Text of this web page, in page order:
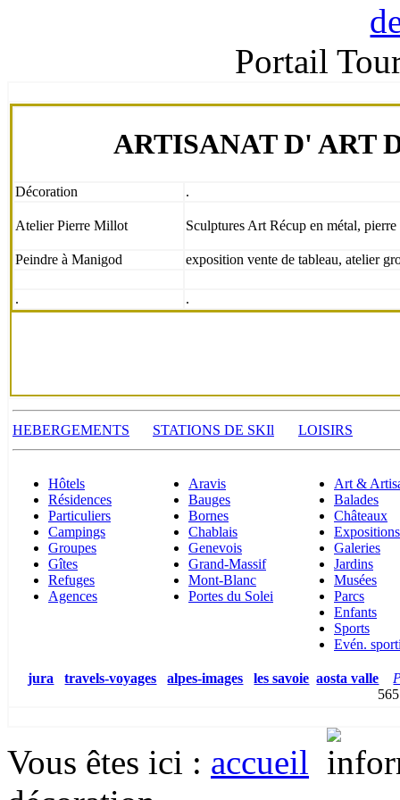
Portail
ARTISANAT D' ART
Décoration .
Atelier Pierre Millot Sculptures Art Récup en métal, pierre
Peindre à Manigod exposition vente de tableau, atelier
. .
HEBERGEMENTS STATIONS DE SKIl LOISIRS
Hôtels
Résidences
Particuliers
Campings
Groupes
Gîtes
Refuges
Agences
Aravis
Bauges
Bornes
Chablais
Genevois
Grand-Massif
Mont-Blanc
Portes du Solei
Art &
Balades
Châteaux
Expositions
Galeries
Jardins
Musées
Parcs
Enfants
Sports
Evén.
jura travels-voyages alpes-images les savoie aosta valle
Vous êtes ici : accueil